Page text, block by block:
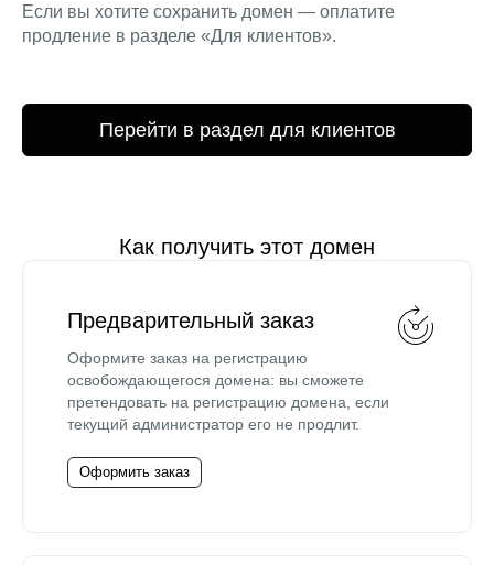
Если вы хотите сохранить домен — оплатите
продление в разделе «Для клиентов».
Перейти в раздел для клиентов
Как получить этот домен
Предварительный заказ
Оформите заказ на регистрацию
освобождающегося домена: вы сможете
претендовать на регистрацию домена, если
текущий администратор его не продлит.
Оформить заказ